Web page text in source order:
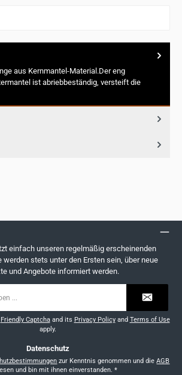
aus Kernmantel-Material.Der eng
ist abriebbeständig, versteift die
einfach unseren regelmäßig erscheinenden
werden stets unter den Ersten sein, über neue
und Angebote informiert werden.
Friendly Captchaand its Privacy Policyand Terms of Use
apply.
Datenschutz
zur Kenntnis genommen und dieAGB
und bin mit ihnen einverstanden. *